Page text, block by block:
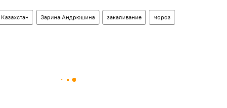
Казахстан Зарина Андрюшина закаливание мороз